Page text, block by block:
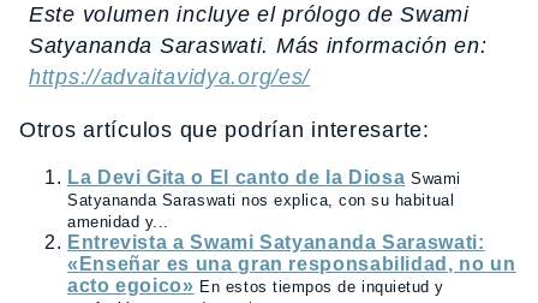
Este volumen incluye el prólogo de Swami
Satyananda Saraswati. Más información en:
https://advaitavidya.org/es/
Otros artículos que podrían interesarte:
La Devi Gita o El canto de la Diosa Swami
Satyananda Saraswati nos explica, con su habitual
amenidad y...
Entrevista a Swami Satyananda Saraswati:
«Enseñar es una gran responsabilidad, no un
acto egoico» En estos tiempos de inquietud y